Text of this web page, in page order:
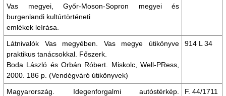
Vas megyei, Győr-Moson-Sopron megyei és
burgenlandi kultúrtörténeti
emlékek leírása.
Látnivalók Vas megyében. Vas megye útikönyve
praktikus tanácsokkal. Főszerk.
Boda László és Orbán Róbert. Miskolc, Well-PRess,
2000. 186 p. (Vendégváró útikönyvek)
914 L 34
Magyarország. Idegenforgalmi autóstérkép.
F. 44/1711